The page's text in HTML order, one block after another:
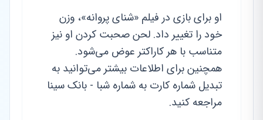
او برای بازی در فیلم «شنای پروانه»، وزن
خود را تغییر داد. لحن صحبت کردن او نیز
متناسب با هر کاراکتر عوض می‌شود.
همچنین برای اطلاعات بیشتر می‌توانید به
تبدیل شماره کارت به شماره شبا - بانک سینا
مراجعه کنید.